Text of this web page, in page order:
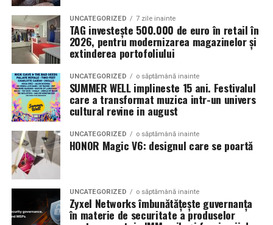
UNCATEGORIZED 7 zile inainte
TAG investește 500.000 de euro în retail în
2026, pentru modernizarea magazinelor și
extinderea portofoliului
UNCATEGORIZED o săptămână inainte
SUMMER WELL implineste 15 ani. Festivalul
care a transformat muzica intr-un univers
cultural revine in august
UNCATEGORIZED o săptămână inainte
HONOR Magic V6: designul care se poartă
UNCATEGORIZED o săptămână inainte
Zyxel Networks îmbunătățește guvernanța
în materie de securitate a produselor